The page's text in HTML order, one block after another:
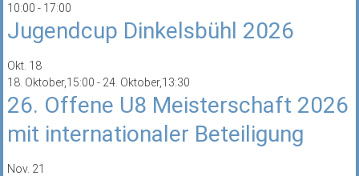
10:00 - 17:00
Jugendcup Dinkelsbühl 2026
Okt. 18
18. Oktober,15:00 - 24. Oktober,13:30
26. Offene U8 Meisterschaft 2026
mit internationaler Beteiligung
Nov. 21